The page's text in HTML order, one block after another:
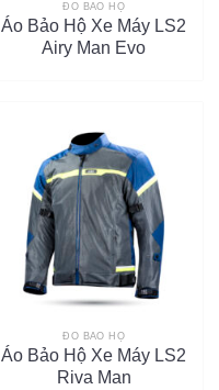
ĐỒ BẢO HỘ
Áo Bảo Hộ Xe Máy LS2
Airy Man Evo
ĐỒ BẢO HỘ
Áo Bảo Hộ Xe Máy LS2
Riva Man